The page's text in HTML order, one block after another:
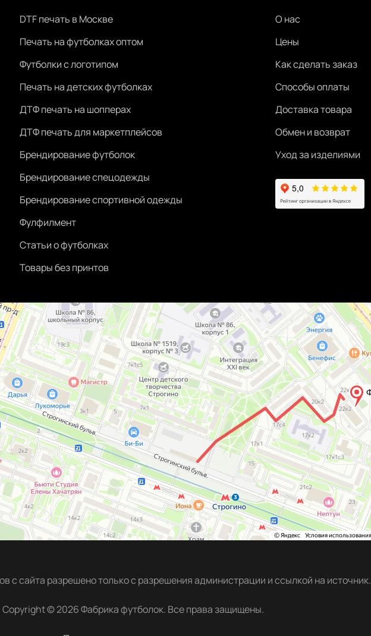
DTF печать в Москве
Печать на футболках оптом
Футболки с логотипом
Печать на детских футболках
ДТФ печать на шопперах
ДТФ печать для маркетплейсов
Брендирование футболок
Брендирование спецодежды
Брендирование спортивной одежды
Фулфилмент
Статьи о футболках
Товары без принтов
О нас
Цены
Как сделать заказ
Способы оплаты
Доставка товара
Обмен и возврат
Уход за изделиями
с сайта разрешено только с разрешения администрации и ссылкой на источник.
Copyright © 2026 Фабрика футболок. Все права защищены.